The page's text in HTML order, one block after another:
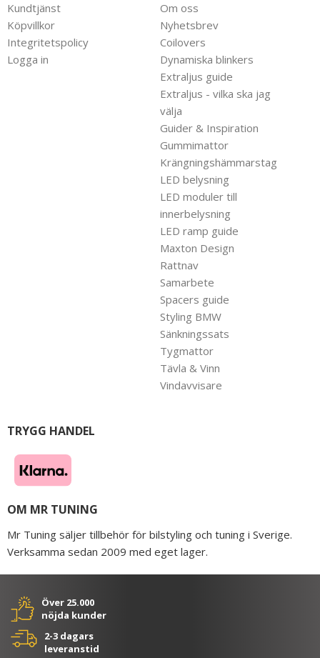
Kundtjänst
Köpvillkor
Integritetspolicy
Logga in
Om oss
Nyhetsbrev
Coilovers
Dynamiska blinkers
Extraljus guide
Extraljus - vilka ska jag
välja
Guider & Inspiration
Gummimattor
Krängningshämmarstag
LED belysning
LED moduler till
innerbelysning
LED ramp guide
Maxton Design
Rattnav
Samarbete
Spacers guide
Styling BMW
Sänkningssats
Tygmattor
Tävla & Vinn
Vindavvisare
TRYGG HANDEL
OM MR TUNING
Mr Tuning säljer tillbehör för bilstyling och tuning i Sverige.
Verksamma sedan 2009 med eget lager.
Över 25.000
nöjda kunder
2-3 dagars
leveranstid